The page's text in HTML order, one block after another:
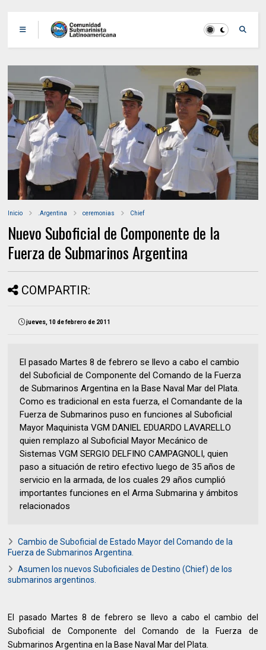
Inicio .Argentina ceremonias Chief
Nuevo Suboficial de Componente de la
Fuerza de Submarinos Argentina
COMPARTIR:
jueves, 10 de febrero de 2011
El pasado Martes 8 de febrero se llevo a cabo el cambio
del Suboficial de Componente del Comando de la Fuerza
de Submarinos Argentina en la Base Naval Mar del Plata.
Como es tradicional en esta fuerza, el Comandante de la
Fuerza de Submarinos puso en funciones al Suboficial
Mayor Maquinista VGM DANIEL EDUARDO LAVARELLO
quien remplazo al Suboficial Mayor Mecánico de
Sistemas VGM SERGIO DELFINO CAMPAGNOLI, quien
paso a situación de retiro efectivo luego de 35 años de
servicio en la armada, de los cuales 29 años cumplió
importantes funciones en el Arma Submarina y ámbitos
relacionados
Cambio de Suboficial de Estado Mayor del Comando de la
Fuerza de Submarinos Argentina.
Asumen los nuevos Suboficiales de Destino (Chief) de los
submarinos argentinos.
El pasado Martes 8 de febrero se llevo a cabo el cambio del
Suboficial de Componente del Comando de la Fuerza de
Submarinos Argentina en la Base Naval Mar del Plata.